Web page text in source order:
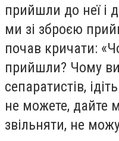
прийшли до неї і
ми зі зброєю
почав кричати:
прийшли? Чому ви
сепаратистів,
не можете, дайте
звільняти, не